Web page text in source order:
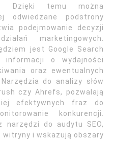
Dzięki temu można
odwiedzane podstrony
podejmowanie decyzji
marketingowych.
jest Google Search
informacji o wydajności
oraz ewentualnych
do analizy słów
czy Ahrefs, pozwalają
efektywnych fraz do
konkurencji.
do audytu SEO,
i wskazują obszary